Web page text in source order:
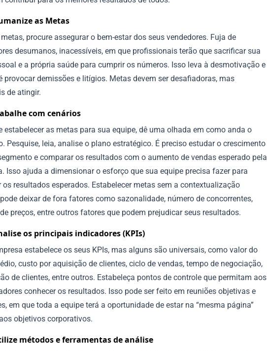
as Metas
procure assegurar o bem-estar dos seus vendedores. Fuja de
desumanos, inacessíveis, em que profissionais terão que sacrificar sua
e a própria saúde para cumprir os números. Isso leva à desmotivação e
provocar demissões e litígios. Metas devem ser desafiadoras, mas
de atingir.
com cenários
estabelecer as metas para sua equipe, dê uma olhada em como anda o
Pesquise, leia, analise o plano estratégico. É preciso estudar o crescimento
e comparar os resultados com o aumento de vendas esperado pela
Isso ajuda a dimensionar o esforço que sua equipe precisa fazer para
os resultados esperados. Estabelecer metas sem a contextualização
deixar de fora fatores como sazonalidade, número de concorrentes,
preços, entre outros fatores que podem prejudicar seus resultados.
os principais indicadores (KPIs)
estabelece os seus KPIs, mas alguns são universais, como valor do
custo por aquisição de clientes, ciclo de vendas, tempo de negociação,
de clientes, entre outros. Estabeleça pontos de controle que permitam aos
conhecer os resultados. Isso pode ser feito em reuniões objetivas e
em que toda a equipe terá a oportunidade de estar na “mesma página”
objetivos corporativos.
métodos e ferramentas de análise